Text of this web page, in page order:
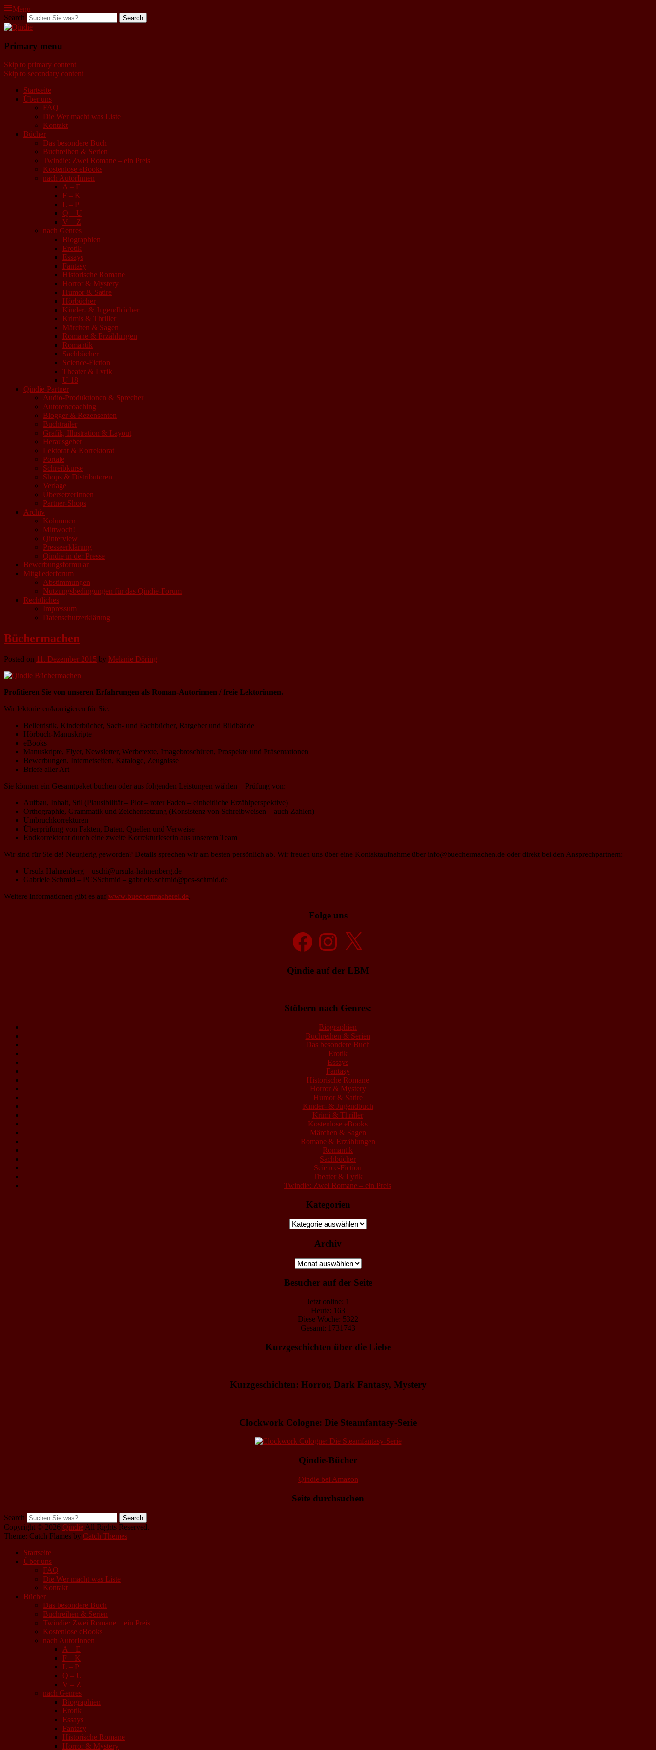
Menu
Qindie
Search
Primary menu
Skip to primary content
Skip to secondary content
Startseite
Über uns
FAQ
Die Wer macht was Liste
Kontakt
Bücher
Das besondere Buch
Buchreihen & Serien
Twindie: Zwei Romane – ein Preis
Kostenlose eBooks
nach AutorInnen
A – E
F – K
L – P
Q – U
V – Z
nach Genres
Biographien
Erotik
Essays
Fantasy
Historische Romane
Horror & Mystery
Humor & Satire
Hörbücher
Kinder- & Jugendbücher
Krimis & Thriller
Märchen & Sagen
Romane & Erzählungen
Romantik
Sachbücher
Science-Fiction
Theater & Lyrik
U 18
Qindie-Partner
Audio-Produktionen & Sprecher
Autorencoaching
Blogger & Rezensenten
Buchtrailer
Grafik, Illustration & Layout
Herausgeber
Lektorat & Korrektorat
Portale
Schreibkurse
Shops & Distributoren
Verlage
ÜbersetzerInnen
Partner-Shops
Archiv
Kolumnen
Mittwoch!
Qinterview
Presseerklärung
Qindie in der Presse
Bewerbungsformular
Mitgliederforum
Abstimmungen
Nutzungsbedingungen für das Qindie-Forum
Rechtliches
Impressum
Datenschutzerklärung
Büchermachen
Posted on 11. Dezember 2015 by Melanie Döring
Profitieren Sie von unseren Erfahrungen als Roman-Autorinnen / freie Lektorinnen.
Wir lektorieren/korrigieren für Sie:
Belletristik, Kinderbücher, Sach- und Fachbücher, Ratgeber und Bildbände
Hörbuch-Manuskripte
eBooks
Manuskripte, Flyer, Newsletter, Werbetexte, Imagebroschüren, Prospekte und Präsentationen
Bewerbungen, Internetseiten, Kataloge, Zeugnisse
Briefe aller Art
Sie können ein Gesamtpaket buchen oder aus folgenden Leistungen wählen – Prüfung von:
Aufbau, Inhalt, Stil (Plausibilität – Plot – roter Faden – einheitliche Erzählperspektive)
Orthographie, Grammatik und Zeichensetzung (Konsistenz von Schreibweisen – auch Zahlen)
Umbruchkorrekturen
Überprüfung von Fakten, Daten, Quellen und Verweise
Endkorrektorat durch eine zweite Korrekturleserin aus unserem Team
Wir sind für Sie da! Neugierig geworden? Details sprechen wir am besten persönlich ab. Wir freuen uns über eine Kontaktaufnahme über info@buechermachen.de oder direkt bei den Ansprechpartnern:
Ursula Hahnenberg – uschi@ursula-hahnenberg.de
Gabriele Schmid – PCSSchmid – gabriele.schmid@pcs-schmid.de
Weitere Informationen gibt es auf www.buechermacherei.de.
Folge uns
FacebookInstagramX
Qindie auf der LBM
Stöbern nach Genres:
Biographien
Buchreihen & Serien
Das besondere Buch
Erotik
Essays
Fantasy
Historische Romane
Horror & Mystery
Humor & Satire
Kinder- & Jugendbuch
Krimi & Thriller
Kostenlose eBooks
Märchen & Sagen
Romane & Erzählungen
Romantik
Sachbücher
Science-Fiction
Theater & Lyrik
Twindie: Zwei Romane – ein Preis
Kategorien
Kategorien
Archiv
Archiv
Besucher auf der Seite
Jetzt online: 1
Heute: 163
Diese Woche: 5322
Gesamt: 1731743
Kurzgeschichten über die Liebe
Kurzgeschichten: Horror, Dark Fantasy, Mystery
Clockwork Cologne: Die Steamfantasy-Serie
Qindie-Bücher
Qindie bei Amazon
Seite durchsuchen
Search
Copyright © 2026 Qindie All Rights Reserved.
Theme: Catch Flames by Catch Themes
Startseite
Über uns
FAQ
Die Wer macht was Liste
Kontakt
Bücher
Das besondere Buch
Buchreihen & Serien
Twindie: Zwei Romane – ein Preis
Kostenlose eBooks
nach AutorInnen
A – E
F – K
L – P
Q – U
V – Z
nach Genres
Biographien
Erotik
Essays
Fantasy
Historische Romane
Horror & Mystery